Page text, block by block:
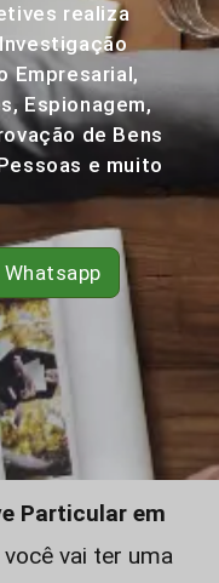
realiza
Empresarial,
Espionagem,
de Bens
e muito
Particular em
você vai ter uma